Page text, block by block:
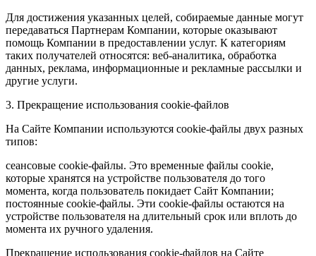
Для достижения указанных целей, собираемые данные могут
передаваться Партнерам Компании, которые оказывают
помощь Компании в предоставлении услуг. К категориям
таких получателей относятся: веб-аналитика, обработка
данных, реклама, информационные и рекламные рассылки и
другие услуги.
3. Прекращение использования cookie-файлов
На Сайте Компании используются cookie-файлы двух разных
типов:
сеансовые cookie-файлы. Это временные файлы cookie,
которые хранятся на устройстве пользователя до того
момента, когда пользователь покидает Сайт Компании;
постоянные cookie-файлы. Эти cookie-файлы остаются на
устройстве пользователя на длительный срок или вплоть до
момента их ручного удаления.
Прекращение использования cookie-файлов на Сайте